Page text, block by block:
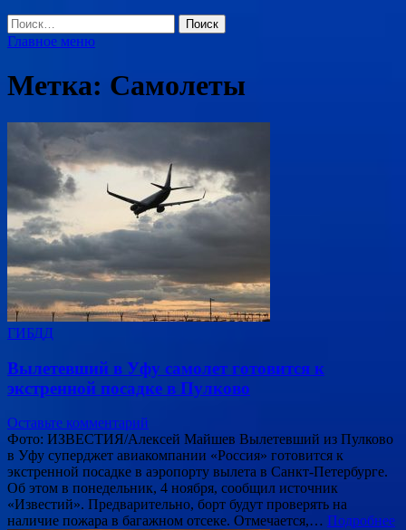
Найти:
Главное меню
Метка: Самолеты
ГИБДД
Вылетевший в Уфу самолет готовится к
экстренной посадке в Пулково
Оставьте комментарий
Фото: ИЗВЕСТИЯ/Алексей Майшев Вылетевший из Пулково
в Уфу суперджет авиакомпании «Россия» готовится к
экстренной посадке в аэропорту вылета в Санкт-Петербурге.
Об этом в понедельник, 4 ноября, сообщил источник
«Известий». Предварительно, борт будут проверять на
наличие пожара в багажном отсеке. Отмечается,… Подробнее